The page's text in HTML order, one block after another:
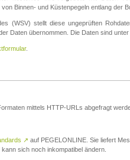
Binnen- und Küstenpegeln entlang der
(WSV) stellt diese ungeprüften
Daten übernommen. Die Daten sind
.
mittels HTTP-URLs abgefragt
↗ auf PEGELONLINE. Sie liefert
sich noch inkompatibel ändern.